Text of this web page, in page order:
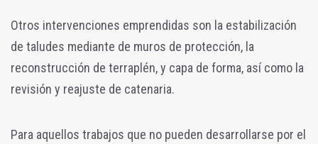
Otros intervenciones emprendidas son la estabilización
de taludes mediante de muros de protección, la
reconstrucción de terraplén, y capa de forma, así como la
revisión y reajuste de catenaria.
Para aquellos trabajos que no pueden desarrollarse por el